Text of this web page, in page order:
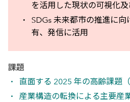
を活用した現状の可視化
SDGs 未来都市の推進に
有、発信に活用
課題
直面する 2025 年の高齢課題
産業構造の転換による主要産